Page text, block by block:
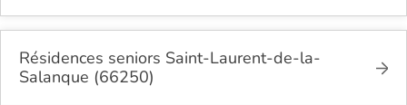
Résidences seniors Saint-Laurent-de-la-
Salanque (66250)